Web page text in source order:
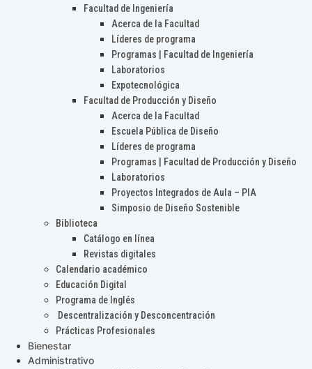
Facultad de Ingeniería
Acerca de la Facultad
Líderes de programa
Programas | Facultad de Ingeniería
Laboratorios
Expotecnológica
Facultad de Producción y Diseño
Acerca de la Facultad
Escuela Pública de Diseño
Líderes de programa
Programas | Facultad de Producción y Diseño
Laboratorios
Proyectos Integrados de Aula – PIA
Simposio de Diseño Sostenible
Biblioteca
Catálogo en línea
Revistas digitales
Calendario académico
Educación Digital
Programa de Inglés
Descentralización y Desconcentración
Prácticas Profesionales
Bienestar
Administrativo